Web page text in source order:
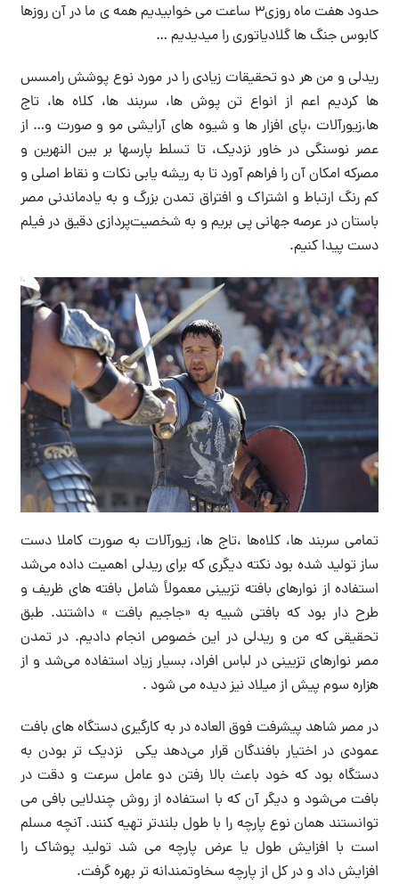
حدود هفت ماه روزی۳ ساعت می خوابیدیم همه ی ما در آن روزها
کابوس جنگ ها گلادیاتوری را میدیدیم …
‏ریدلی و من هر دو تحقیقات زیادی را در مورد نوع پوشش رامسس
ها کردیم اعم از انواع تن پوش ها، سربند ها، کلاه ها، تاج
ها،زیورآلات ،پای افزار ها و شیوه های آرایشی مو و صورت و… از
عصر نوسنگی در خاور نزدیک، تا تسلط پارسها بر بین النهرین و
مصرکه امکان آن را فراهم آورد تا به ریشه یابی نکات و نقاط اصلی و
کم رنگ ارتباط و اشتراک و افتراق تمدن بزرگ و به یادماندنی مصر
باستان در عرصه جهانی پی بریم و به شخصیت‌پردازی دقیق در فیلم
دست پیدا کنیم.
تمامی سربند ها، کلاه‌ها ،تاج ها، زیورآلات به صورت کاملا دست
ساز تولید شده بود نکته دیگری که برای ریدلی اهمیت داده می‌شد
استفاده از نوارهای بافته تزیینی معمولاً شامل بافته های ظریف و
طرح دار بود که بافتی شبیه به «جاجیم بافت » داشتند. طبق
تحقیقی که من و ریدلی در این خصوص انجام دادیم. در تمدن
مصر نوارهای تزیینی در لباس افراد، بسیار زیاد استفاده می‌شد و از
هزاره سوم پیش از میلاد نیز دیده می شود .
در مصر شاهد پیشرفت فوق العاده در به کارگیری دستگاه های بافت
عمودی در اختیار بافندگان قرار می‌دهد یکی نزدیک تر بودن به
دستگاه بود که خود باعث بالا رفتن دو عامل سرعت و دقت در
بافت می‌شود و دیگر آن که با استفاده از روش چندلایی بافی می
توانستند همان نوع پارچه را با طول بلندتر تهیه کنند. آنچه مسلم
است با افزایش طول یا عرض پارچه می شد تولید پوشاک را
افزایش داد و در کل از پارچه سخاوتمندانه تر بهره گرفت.